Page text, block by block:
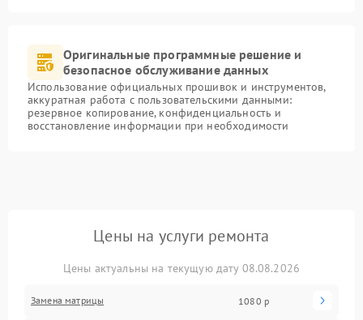
Оригинальные программные решение и
безопасное обслуживание данных
Использование официальных прошивок и инструментов,
аккуратная работа с пользовательскими данными:
резервное копирование, конфиденциальность и
восстановление информации при необходимости
Цены на услуги ремонта
Цены актуальны на текущую дату 08.08.2026
Замена матрицы 1080 р